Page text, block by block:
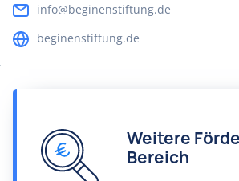
info@beginenstiftung.de
beginenstiftung.de
Weitere
Bereich